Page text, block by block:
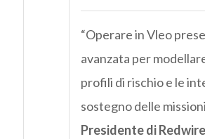
“Operare in Vleo
avanzata per
profili di rischio e le
sostegno delle
Presidente di